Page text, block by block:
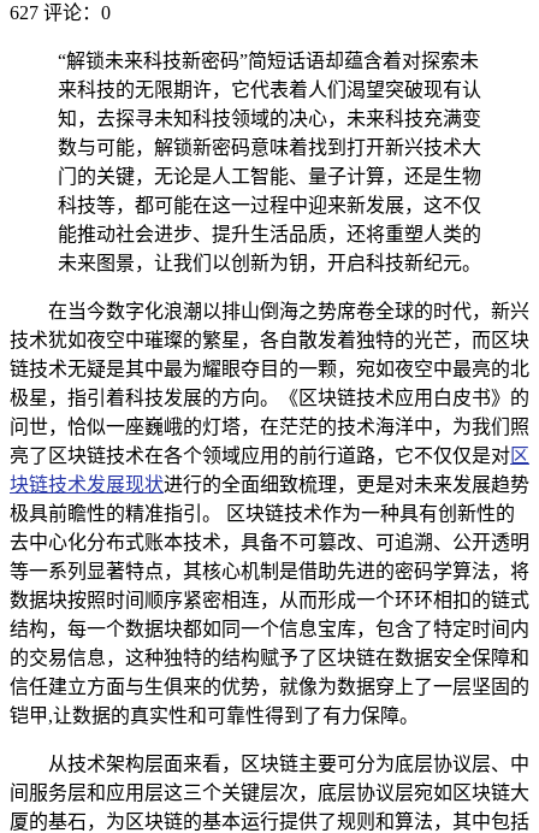
627 评论：0
“解锁未来科技新密码”简短话语却蕴含着对探索未
来科技的无限期许，它代表着人们渴望突破现有认
知，去探寻未知科技领域的决心，未来科技充满变
数与可能，解锁新密码意味着找到打开新兴技术大
门的关键，无论是人工智能、量子计算，还是生物
科技等，都可能在这一过程中迎来新发展，这不仅
能推动社会进步、提升生活品质，还将重塑人类的
未来图景，让我们以创新为钥，开启科技新纪元。
在当今数字化浪潮以排山倒海之势席卷全球的时代，新兴
技术犹如夜空中璀璨的繁星，各自散发着独特的光芒，而区块
链技术无疑是其中最为耀眼夺目的一颗，宛如夜空中最亮的北
极星，指引着科技发展的方向。《区块链技术应用白皮书》的
问世，恰似一座巍峨的灯塔，在茫茫的技术海洋中，为我们照
亮了区块链技术在各个领域应用的前行道路，它不仅仅是对区
块链技术发展现状进行的全面细致梳理，更是对未来发展趋势
极具前瞻性的精准指引。 区块链技术作为一种具有创新性的
去中心化分布式账本技术，具备不可篡改、可追溯、公开透明
等一系列显著特点，其核心机制是借助先进的密码学算法，将
数据块按照时间顺序紧密相连，从而形成一个环环相扣的链式
结构，每一个数据块都如同一个信息宝库，包含了特定时间内
的交易信息，这种独特的结构赋予了区块链在数据安全保障和
信任建立方面与生俱来的优势，就像为数据穿上了一层坚固的
铠甲,让数据的真实性和可靠性得到了有力保障。
从技术架构层面来看，区块链主要可分为底层协议层、中
间服务层和应用层这三个关键层次，底层协议层宛如区块链大
厦的基石，为区块链的基本运行提供了规则和算法，其中包括